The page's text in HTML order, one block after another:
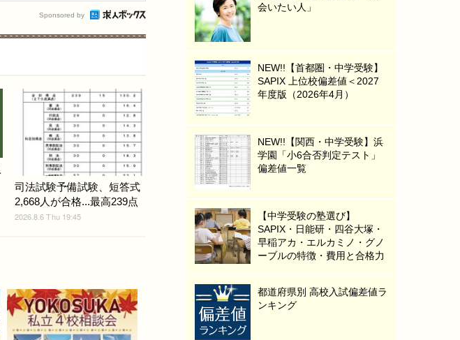
Sponsored by
司法試験予備試験、短答式
2,668人が合格...最高239点
2026.8.6 Thu 19:45
会いたい人」
NEW!!【首都圏・中学受験】
SAPIX 上位校偏差値＜2027
年度版（2026年4月）
NEW!!【関西・中学受験】浜
学園「小6合否判定テスト」
偏差値一覧
【中学受験の塾選び】
SAPIX・日能研・四谷大塚・
早稲アカ・エルカミノ・グノ
ーブルの特徴・費用と合格力
都道府県別 高校入試偏差値ラ
ンキング